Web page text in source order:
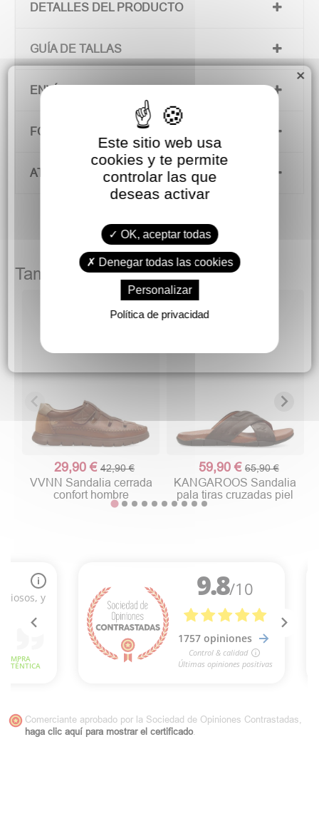
DETALLES DEL PRODUCTO
GUÍA DE TALLAS
ENVÍOS Y DEVOLUCIONES
FORMAS DE PAGO
ATENCIÓN AL CLIENTE
También podría gustarte
29,90 €42,90 €
VVNN Sandalia cerrada
confort hombre
59,90 € 65,90 €
KANGAROOS Sandalia
pala tiras cruzadas piel
Comerciante aprobado por la Sociedad de Opiniones Contrastadas,
haga clic aquí para mostrar el certificado.
×
Este sitio web usa
cookies y te permite
controlar las que
deseas activar
OK, aceptar todas
Denegar todas las cookies
Personalizar
Política de privacidad